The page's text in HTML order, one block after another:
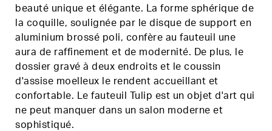
beauté unique et élégante. La forme sphérique de
la coquille, soulignée par le disque de support en
aluminium brossé poli, confère au fauteuil une
aura de raffinement et de modernité. De plus, le
dossier gravé à deux endroits et le coussin
d'assise moelleux le rendent accueillant et
confortable. Le fauteuil Tulip est un objet d'art qui
ne peut manquer dans un salon moderne et
sophistiqué.